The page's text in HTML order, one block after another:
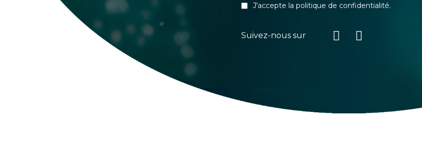
J'accepte la politique de confidentialité.
Suivez-nous sur